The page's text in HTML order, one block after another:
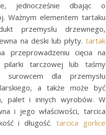
jednocześnie dbając o
Ważnym elementem tartaku
przemysłu drzewnego,
na deski lub płyty. tartak
przeprowadzeniu cięcia na
pilarki tarczowej lub taśmy
dla przemysłu
a także może być
palet i innych wyrobów. W
i jego właściwości, tarcica
i długość.tarcica gorlice